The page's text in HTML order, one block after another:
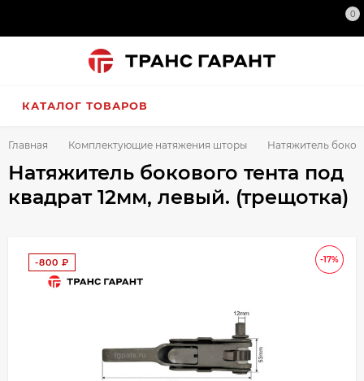
0
КАТАЛОГ ТОВАРОВ
Главная Комплектующие натяжения шторы Натяжитель
Натяжитель бокового тента под
квадрат 12мм, левый. (трещотка)
-17%
-800 ₽